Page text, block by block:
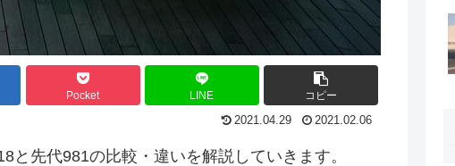
Pocket LINE コピー
2021.04.29 2021.02.06
先代981の比較・違いを解説していきます。